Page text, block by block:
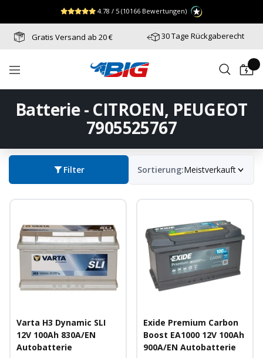
Zum Menü springen
Fußzeile springen
Barrierefreiheits-Widget öffnen
Inhalt
4.78 / 5 (10166 Bewertungen)
Gratis Versand ab 20 € 30 Tage Rückgaberecht
Navigation
Batterie-
Batterie - CITROEN, PEUGEOT
7905525767
Filter Sortierung:Meistverkauft
Varta H3 Dynamic SLI
12V 100Ah 830A/EN
Autobatterie
Exide Premium Carbon
Boost EA1000 12V 100Ah
900A/EN Autobatterie